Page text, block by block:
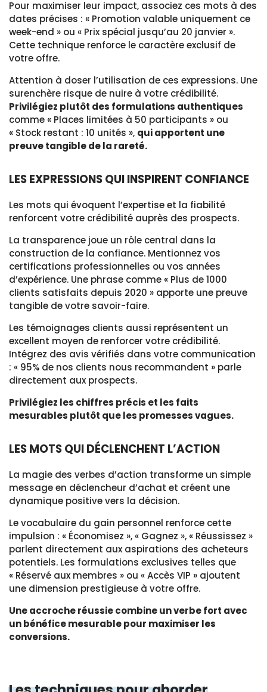
Pour maximiser leur impact, associez ces mots à des
dates précises : « Promotion valable uniquement ce
week-end » ou « Prix spécial jusqu’au 20 janvier ».
Cette technique renforce le caractère exclusif de
votre offre.
Attention à doser l’utilisation de ces expressions. Une
surenchère risque de nuire à votre crédibilité.
Privilégiez plutôt des formulations authentiques
comme « Places limitées à 50 participants » ou
« Stock restant : 10 unités », qui apportent une
preuve tangible de la rareté.
LES EXPRESSIONS QUI INSPIRENT CONFIANCE
Les mots qui évoquent l’expertise et la fiabilité
renforcent votre crédibilité auprès des prospects.
La transparence joue un rôle central dans la
construction de la confiance. Mentionnez vos
certifications professionnelles ou vos années
d’expérience. Une phrase comme « Plus de 1000
clients satisfaits depuis 2020 » apporte une preuve
tangible de votre savoir-faire.
Les témoignages clients aussi représentent un
excellent moyen de renforcer votre crédibilité.
Intégrez des avis vérifiés dans votre communication
: « 95% de nos clients nous recommandent » parle
directement aux prospects.
Privilégiez les chiffres précis et les faits
mesurables plutôt que les promesses vagues.
LES MOTS QUI DÉCLENCHENT L’ACTION
La magie des verbes d’action transforme un simple
message en déclencheur d’achat et créent une
dynamique positive vers la décision.
Le vocabulaire du gain personnel renforce cette
impulsion : « Économisez », « Gagnez », « Réussissez »
parlent directement aux aspirations des acheteurs
potentiels. Les formulations exclusives telles que
« Réservé aux membres » ou « Accès VIP » ajoutent
une dimension prestigieuse à votre offre.
Une accroche réussie combine un verbe fort avec
un bénéfice mesurable pour maximiser les
conversions.